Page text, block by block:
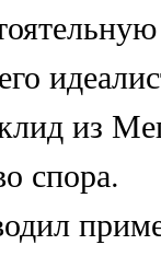
из
спора.